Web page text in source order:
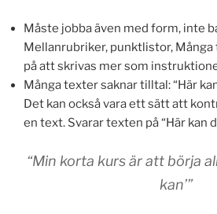
Måste jobba även med form, inte
Mellanrubriker, punktlistor,
på att skrivas mer som
Många texter saknar tilltal: “Här
Det kan också vara ett sätt att
en text. Svarar texten på “Här kan
“Min korta kurs är att börja
kan’”